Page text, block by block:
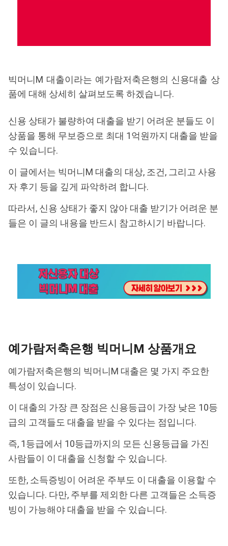
빅머니M 대출이라는 예가람저축은행의 신용대출 상
품에 대해 상세히 살펴보도록 하겠습니다.
신용 상태가 불량하여 대출을 받기 어려운 분들도 이
상품을 통해 무보증으로 최대 1억원까지 대출을 받을
수 있습니다.
이 글에서는 빅머니M 대출의 대상, 조건, 그리고 사용
자 후기 등을 깊게 파악하려 합니다.
따라서, 신용 상태가 좋지 않아 대출 받기가 어려운 분
들은 이 글의 내용을 반드시 참고하시기 바랍니다.
예가람저축은행 빅머니M 상품개요
예가람저축은행의 빅머니M 대출은 몇 가지 주요한
특성이 있습니다.
이 대출의 가장 큰 장점은 신용등급이 가장 낮은 10등
급의 고객들도 대출을 받을 수 있다는 점입니다.
즉, 1등급에서 10등급까지의 모든 신용등급을 가진
사람들이 이 대출을 신청할 수 있습니다.
또한, 소득증빙이 어려운 주부도 이 대출을 이용할 수
있습니다. 다만, 주부를 제외한 다른 고객들은 소득증
빙이 가능해야 대출을 받을 수 있습니다.